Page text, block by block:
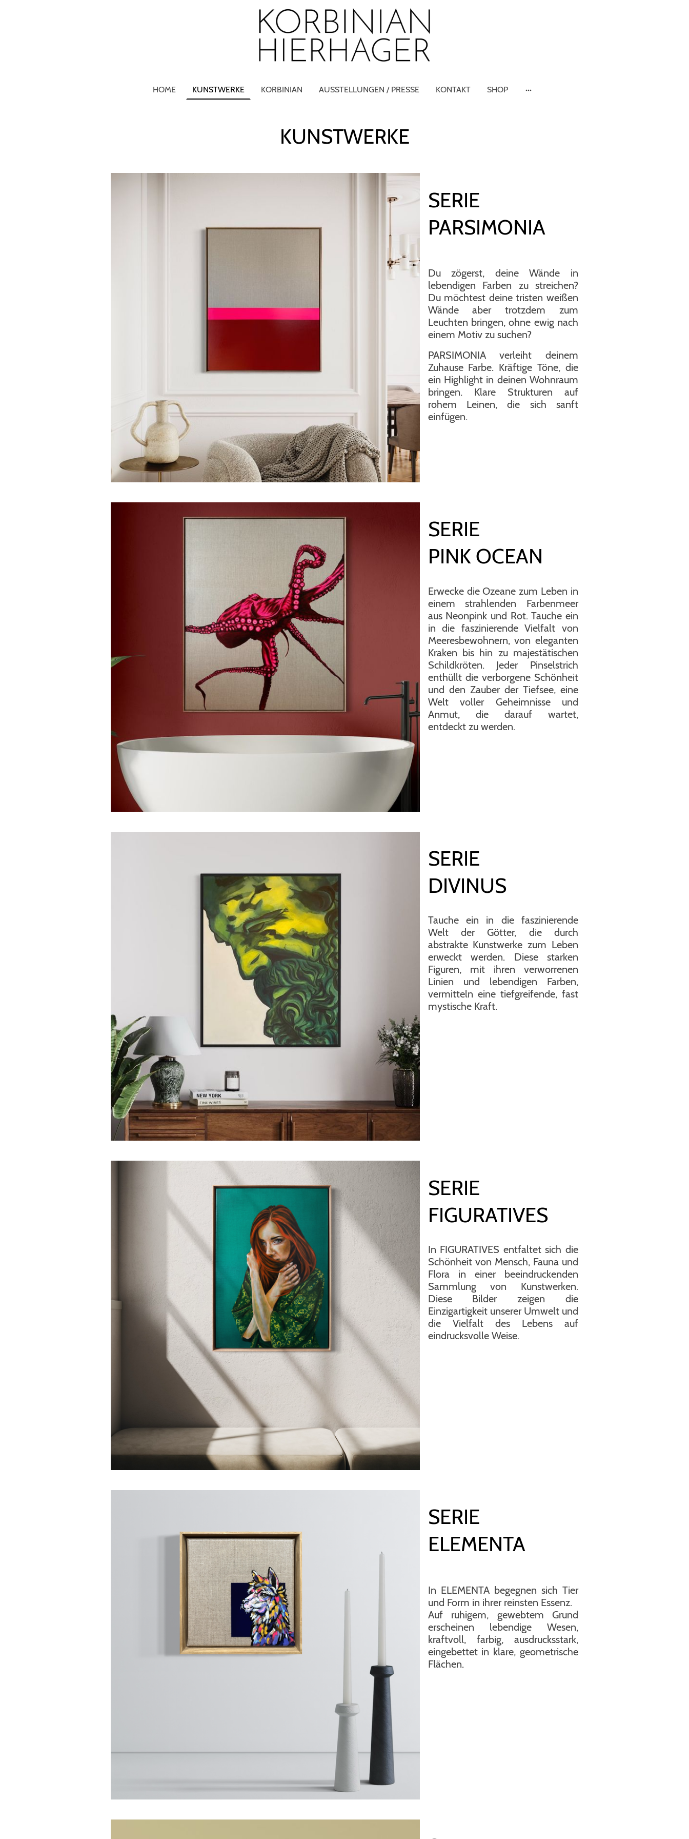
HOME KUNSTWERKE KORBINIAN AUSSTELLUNGEN / PRESSE KONTAKT SHOP
KUNSTWERKE
SERIE
PARSIMONIA
Du zögerst, deine Wände in
lebendigen Farben zu streichen?
Du möchtest deine tristen weißen
Wände aber trotzdem zum
Leuchten bringen, ohne ewig nach
einem Motiv zu suchen?
PARSIMONIA verleiht deinem
Zuhause Farbe. Kräftige Töne, die
ein Highlight in deinen Wohnraum
bringen. Klare Strukturen auf
rohem Leinen, die sich sanft
einfügen.
SERIE
PINK OCEAN
Erwecke die Ozeane zum Leben in
einem strahlenden Farbenmeer
aus Neonpink und Rot. Tauche ein
in die faszinierende Vielfalt von
Meeresbewohnern, von eleganten
Kraken bis hin zu majestätischen
Schildkröten. Jeder Pinselstrich
enthüllt die verborgene Schönheit
und den Zauber der Tiefsee, eine
Welt voller Geheimnisse und
Anmut, die darauf wartet,
entdeckt zu werden.
SERIE
DIVINUS
Tauche ein in die faszinierende
Welt der Götter, die durch
abstrakte Kunstwerke zum Leben
erweckt werden. Diese starken
Figuren, mit ihren verworrenen
Linien und lebendigen Farben,
vermitteln eine tiefgreifende, fast
mystische Kraft.
SERIE
FIGURATIVES
In FIGURATIVES entfaltet sich die
Schönheit von Mensch, Fauna und
Flora in einer beeindruckenden
Sammlung von Kunstwerken.
Diese Bilder zeigen die
Einzigartigkeit unserer Umwelt und
die Vielfalt des Lebens auf
eindrucksvolle Weise.
SERIE
ELEMENTA
In ELEMENTA begegnen sich Tier
und Form in ihrer reinsten Essenz.
Auf ruhigem, gewebtem Grund
erscheinen lebendige Wesen,
kraftvoll, farbig, ausdrucksstark,
eingebettet in klare, geometrische
Flächen.